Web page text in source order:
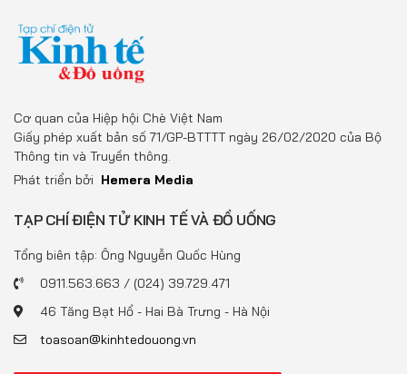
Cơ quan của Hiệp hội Chè Việt Nam
Giấy phép xuất bản số 71/GP-BTTTT ngày 26/02/2020 của Bộ
Thông tin và Truyền thông.
Phát triển bởi Hemera Media
TẠP CHÍ ĐIỆN TỬ KINH TẾ VÀ ĐỒ UỐNG
Tổng biên tập: Ông Nguyễn Quốc Hùng
0911.563.663 / (024) 39.729.471
46 Tăng Bạt Hổ - Hai Bà Trưng - Hà Nội
toasoan@kinhtedouong.vn